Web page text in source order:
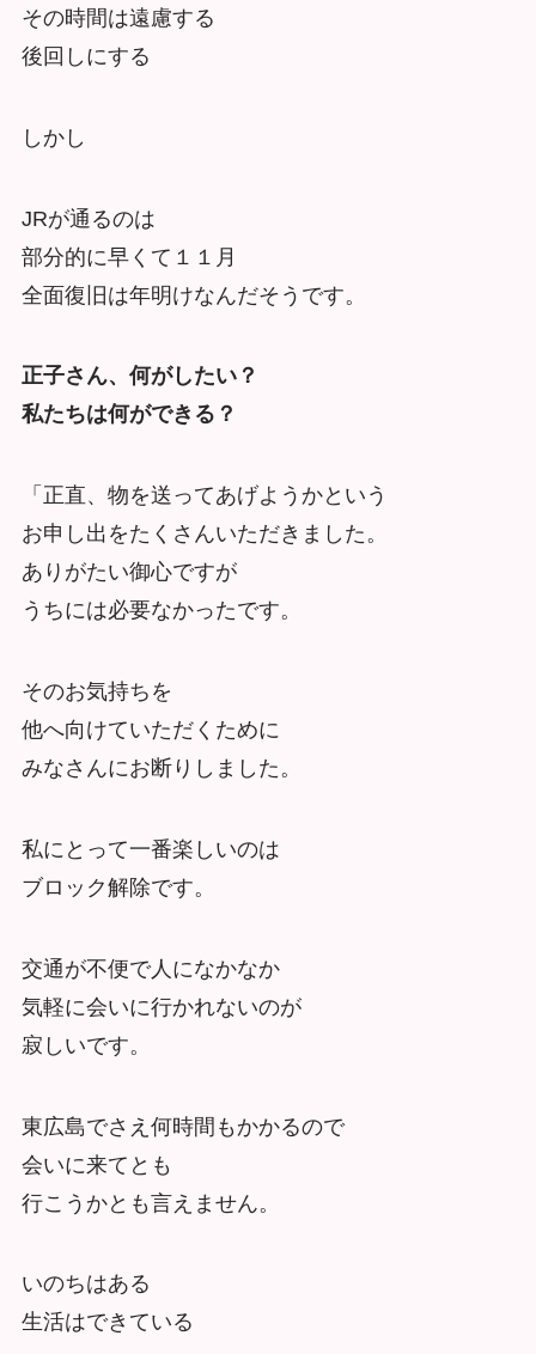
その時間は遠慮する
後回しにする
しかし
JRが通るのは
部分的に早くて１１月
全面復旧は年明けなんだそうです。
正子さん、何がしたい？
私たちは何ができる？
「正直、物を送ってあげようかという
お申し出をたくさんいただきました。
ありがたい御心ですが
うちには必要なかったです。
そのお気持ちを
他へ向けていただくために
みなさんにお断りしました。
私にとって一番楽しいのは
ブロック解除です。
交通が不便で人になかなか
気軽に会いに行かれないのが
寂しいです。
東広島でさえ何時間もかかるので
会いに来てとも
行こうかとも言えません。
いのちはある
生活はできている